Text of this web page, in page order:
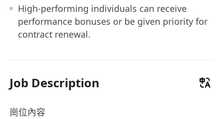
High-performing individuals can receive
performance bonuses or be given priority for
contract renewal.
Job Description
崗位內容